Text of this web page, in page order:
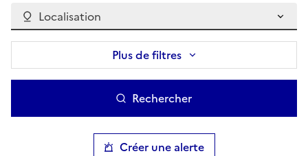
Localisation
Plus de filtres
Rechercher
Créer une alerte